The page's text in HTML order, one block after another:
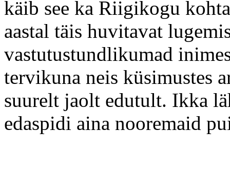
käib see ka Riigikogu
aastal täis huvitavat
vastutustundlikumad
tervikuna neis küsimustes
suurelt jaolt edutult. Ikka
edaspidi aina nooremaid